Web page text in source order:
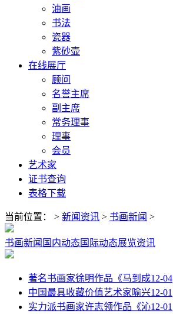
油画
书法
瓷器
紫砂壶
在线展厅
顾问
名誉主席
副主席
常务理事
理事
会员
艺术家
证书查询
表格下载
当前位置： > 新闻资讯 > 书画新闻 >
书画新闻 国内动态国际动态展览资讯
著名书画家徐明作品《马到成12-04
中国最具收藏价值艺术家喻兴12-01
实力派书画家许志领作品《沁12-01